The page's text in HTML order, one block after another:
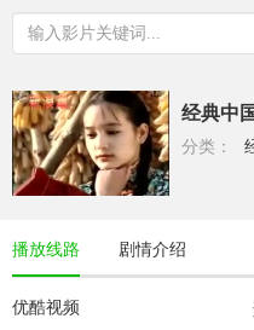
经典中
分类：
播放线路 剧情介绍
优酷视频